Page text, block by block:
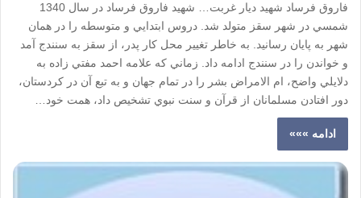
فاروق فرساد شهيد ديار غربت… شهيد فاروق فرساد در سال 1340
شمسي در شهر سقز متولد شد. دروس ابتدايي و متوسطه را در همان
شهر به پايان رسانيد. به خاطر تغيير محل كار پدر، از سقز به سنندج آمد
و خواندن را در سنندج ادامه داد. زماني كه علامه احمد مفتي زاده به
دلايلي واضح، ام الامراض بشر را در تمام جهان و به تبع آن در كردستان،
دور افتادن مسلمانان از قرآن و سنت نبوي تشخيص داد، همت خود…
ادامه »»»